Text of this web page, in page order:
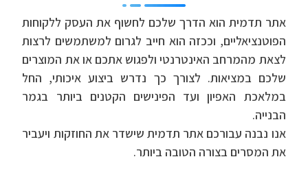
אתר תדמית הוא הדרך שלכם לחשוף את העסק ללקוחות
הפוטנציאליים, וככזה הוא חייב לגרום למשתמשים לרצות
לצאת מהמרחב האינטרנטי ולפגוש אתכם או את המוצרים
שלכם במציאות. לצורך כך נדרש ביצוע איכותי, החל
במלאכת האפיון ועד הפינישים הקטנים ביותר בגמר
הבנייה.
אנו נבנה עבורכם אתר תדמית שישדר את החוזקות ויעביר
את המסרים בצורה הטובה ביותר.